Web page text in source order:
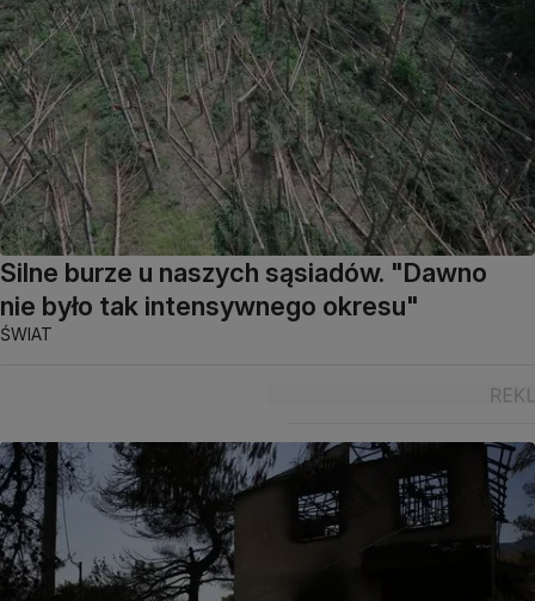
Silne burze u naszych sąsiadów. "Dawno
nie było tak intensywnego okresu"
ŚWIAT